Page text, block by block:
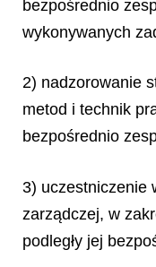
bezpośrednio
wykonywanych
2) nadzorowanie
metod i technik
bezpośrednio
3) uczestniczenie
zarządczej, w
podległy jej